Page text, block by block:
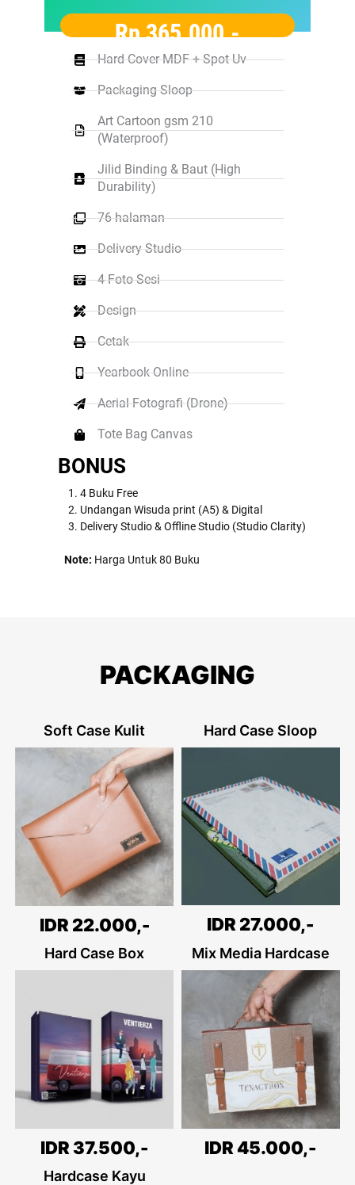
Rp 365.000,-
Hard Cover MDF + Spot Uv
Packaging Sloop
Art Cartoon gsm 210
(Waterproof)
Jilid Binding & Baut (High
Durability)
76 halaman
Delivery Studio
4 Foto Sesi
Design
Cetak
Yearbook Online
Aerial Fotografi (Drone)
Tote Bag Canvas
BONUS
4 Buku Free
Undangan Wisuda print (A5) & Digital
Delivery Studio & Offline Studio (Studio Clarity)
Note: Harga Untuk 80 Buku
PACKAGING
Soft Case Kulit
IDR 22.000,-
Hard Case Sloop
IDR 27.000,-
Hard Case Box
IDR 37.500,-
Mix Media Hardcase
IDR 45.000,-
Hardcase Kayu